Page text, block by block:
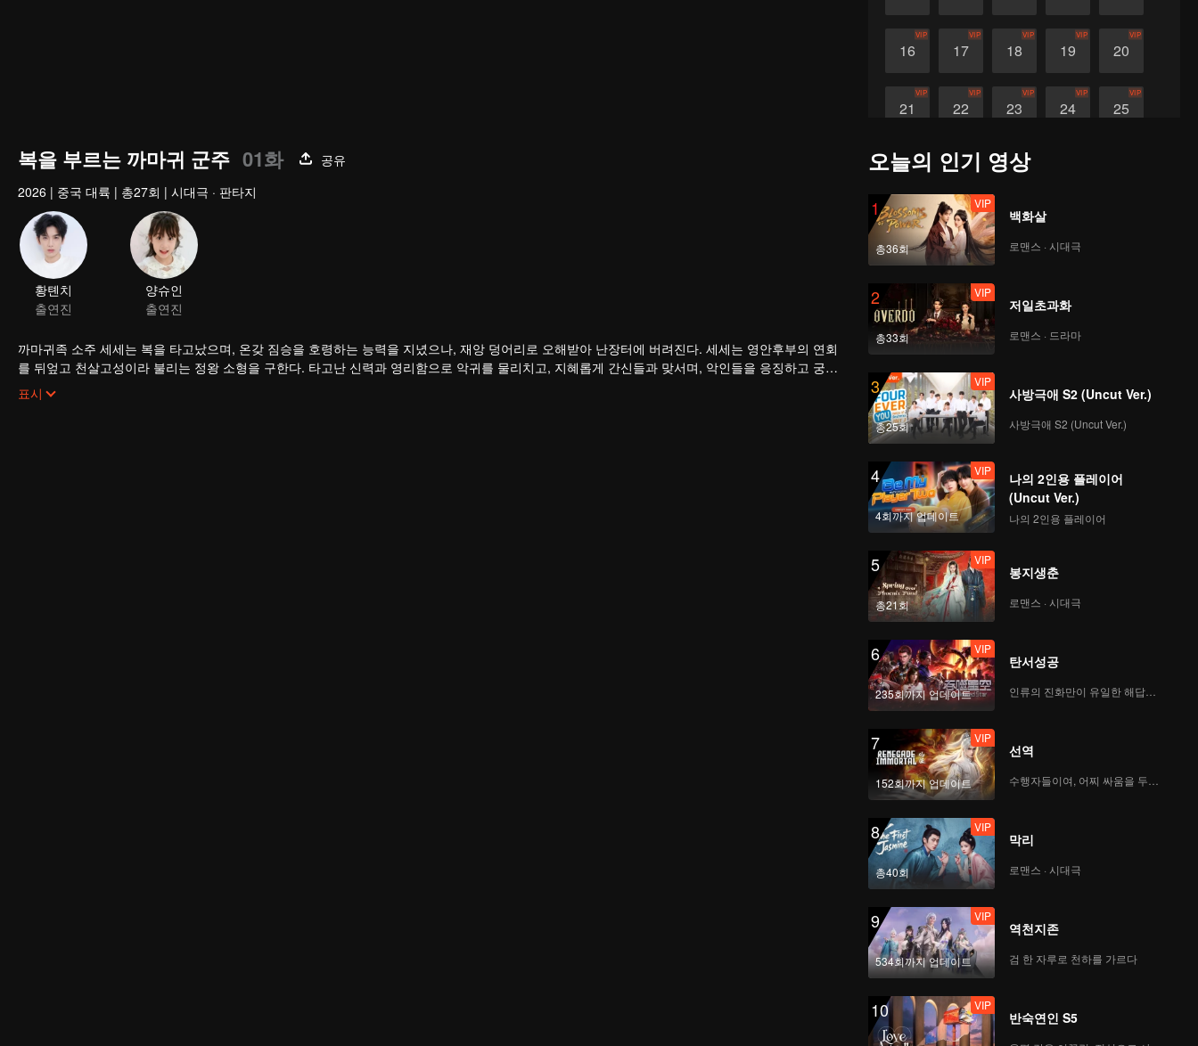
16
VIP
17
VIP
18
VIP
19
VIP
20
VIP
21
VIP
22
VIP
23
VIP
24
VIP
25
VIP
26
VIP
27
VIP
복을 부르는 까마귀 군주 01화
공유
2026 | 중국 대륙 | 총27회 | 시대극 · 판타지
황톈치
출연진
양슈인
출연진
까마귀족 소주 세세는 복을 타고났으며, 온갖 짐승을 호령하는 능력을 지녔으나, 재앙 덩어리로 오해받아 난장터에 버려진다. 세세는 영안후부의 연회
를 뒤엎고 천살고성이라 불리는 정왕 소형을 구한다. 타고난 신력과 영리함으로 악귀를 물리치고, 지혜롭게 간신들과 맞서며, 악인들을 응징하고 궁의
비밀을 낱낱이 폭로한다. 정왕의 재기를 돕고 재앙 덩어리에서 복덩이 군주로 거듭나며 아빠의 인생도 역전시킨다.
표시
오늘의 인기 영상
1
총36회
VIP
백화살
로맨스 · 시대극
2
총33회
VIP
저일초과화
로맨스 · 드라마
3
총25회
VIP
사방극애 S2 (Uncut Ver.)
사방극애 S2 (Uncut Ver.)
4
4회까지 업데이트
VIP
나의 2인용 플레이어
(Uncut Ver.)
나의 2인용 플레이어
5
총21회
VIP
봉지생춘
로맨스 · 시대극
6
235회까지 업데이트
VIP
탄서성공
인류의 진화만이 유일한 해답이다
7
152회까지 업데이트
VIP
선역
8
총40회
VIP
막리
로맨스 · 시대극
9
534회까지 업데이트
VIP
역천지존
검 한 자루로 천하를 가르다
10 VIP
반숙연인 S5